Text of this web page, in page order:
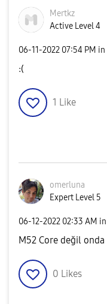
Mertkz
Active Level 4
‎06-11-2022 07:54 PM in
:(
1 Like
omerluna
Expert Level 5
‎06-12-2022 02:33 AM in
M52 Core değil onda
0 Likes